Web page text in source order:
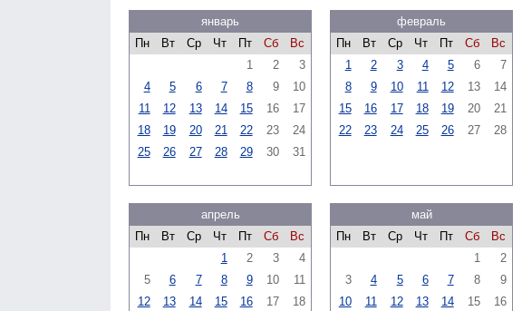
январь
Пн
Вт Ср Чт Пт Сб
Вс
1
2
3
4
5 6 7 8 9
10
11
12 13 14 15 16
17
18
19 20 21 22 23
24
25
26 27 28 29 30 31
февраль
Пн
Вт Ср Чт Пт Сб
Вс
1
2 3 4 5 6
7
8
9 10 11 12 13
14
15
16 17 18 19 20
21
22
23 24 25 26 27 28
апрель
Пн
Вт Ср Чт Пт Сб
Вс
1
2 3
4
5
6 7 8 9 10
11
12
13 14 15 16 17
18
май
Пн
Вт Ср Чт Пт Сб
Вс
1
2
3
4 5 6 7 8
9
10
11 12 13 14 15
16